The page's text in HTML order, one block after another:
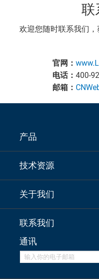
联
欢迎您随时联系我们
官网：
电话： 400-
邮箱：
产品
技术资源
关于我们
联系我们
通讯